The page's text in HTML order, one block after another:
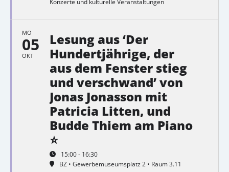
Konzerte und kulturelle Veranstaltungen
MO
05
OKT
Lesung aus ‘Der
Hundertjährige, der
aus dem Fenster stieg
und verschwand’ von
Jonas Jonasson mit
Patricia Litten, und
Budde Thiem am Piano
⭐
15:00 - 16:30
BZ • Gewerbemuseumsplatz 2 • Raum 3.11